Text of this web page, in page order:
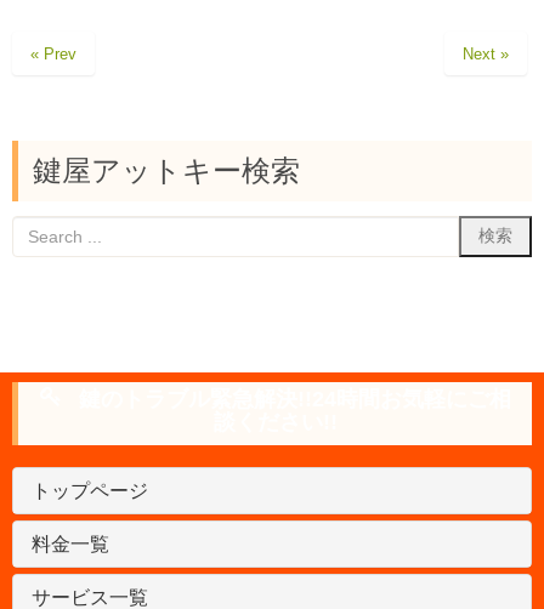
« Prev Next »
鍵屋アットキー検索
トップページ
料金一覧
サービス一覧